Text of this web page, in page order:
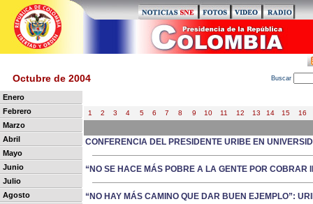
Octubre de 2004 Buscar
Enero
Febrero
Marzo
Abril
Mayo
Junio
Julio
Agosto
1 2 3 4 5 6 7 8 9 10 11 12 13 14 15 16
CONFERENCIA DEL PRESIDENTE URIBE EN
“NO SE HACE MÁS POBRE A LA GENTE POR COBRAR
“NO HAY MÁS CAMINO QUE DAR BUEN EJEMPLO”: